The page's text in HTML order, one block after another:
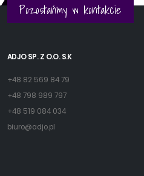
Pozostańmy w kontakcie
ADJO SP. Z O.O. S.K
+48 82 569 84 79
+48 798 989 797
+48 519 084 034
biuro@adjo.pl